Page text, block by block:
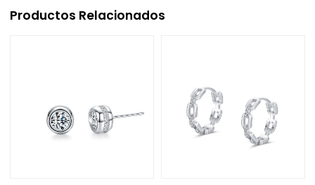
Productos Relacionados